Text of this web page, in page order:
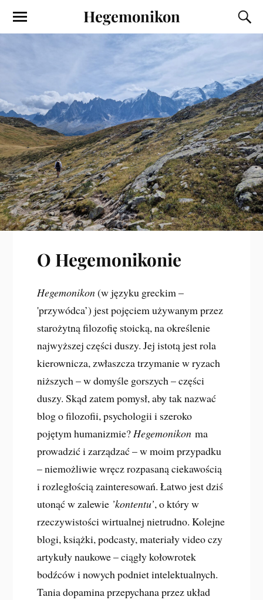
Hegemonikon
O Hegemonikonie
Hegemonikon(w języku greckim –
'przywódca’) jest pojęciem używanym przez
starożytną filozofię stoicką, na określenie
najwyższej części duszy. Jej istotą jest rola
kierownicza, zwłaszcza trzymanie w ryzach
niższych – w domyśle gorszych – części
duszy. Skąd zatem pomysł, aby tak nazwać
blog o filozofii, psychologii i szeroko
pojętym humanizmie?Hegemonikon ma
prowadzić i zarządzać – w moim przypadku
– niemożliwie wręcz rozpasaną ciekawością
i rozległością zainteresowań. Łatwo jest dziś
utonąć w zalewie ’kontentu’, o który w
rzeczywistości wirtualnej nietrudno. Kolejne
blogi, książki, podcasty, materiały video czy
artykuły naukowe – ciągły kołowrotek
bodźców i nowych podniet intelektualnych.
Tania dopamina przepychana przez układ